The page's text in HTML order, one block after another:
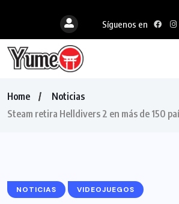
Síguenos en
Home
Noticias
Steam retira Helldivers 2 en más de 150
NOTICIAS VIDEOJUEGOS